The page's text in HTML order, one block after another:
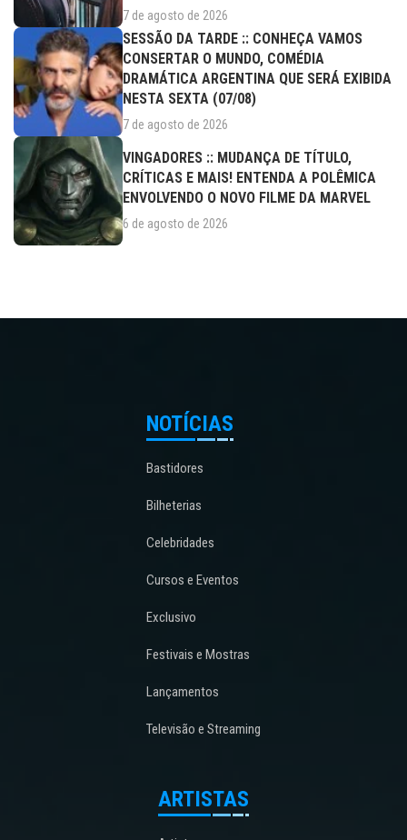
7 de agosto de 2026
SESSÃO DA TARDE :: CONHEÇA VAMOS
CONSERTAR O MUNDO, COMÉDIA
DRAMÁTICA ARGENTINA QUE SERÁ EXIBIDA
NESTA SEXTA (07/08)
7 de agosto de 2026
VINGADORES :: MUDANÇA DE TÍTULO,
CRÍTICAS E MAIS! ENTENDA A POLÊMICA
ENVOLVENDO O NOVO FILME DA MARVEL
6 de agosto de 2026
NOTÍCIAS
Bastidores
Bilheterias
Celebridades
Cursos e Eventos
Exclusivo
Festivais e Mostras
Lançamentos
Televisão e Streaming
ARTISTAS